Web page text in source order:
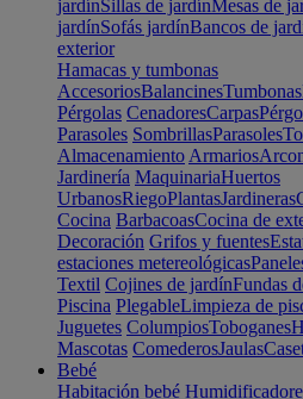
jardínSillas de jardínMesas de
jardínSofás jardínBancos de
exterior
Hamacas y tumbonas
AccesoriosBalancinesTumbonas
Pérgolas CenadoresCarpas
Parasoles SombrillasParasoles
Almacenamiento Armarios
Jardinería MaquinariaHuertos
UrbanosRiegoPlantasJardineras
Cocina BarbacoasCocina de
Decoración Grifos y fuentes
estaciones metereológicas
Textil Cojines de jardínFundas
Piscina PlegableLimpieza de
Juguetes ColumpiosToboganes
Mascotas ComederosJaulas
Bebé
Habitación bebé